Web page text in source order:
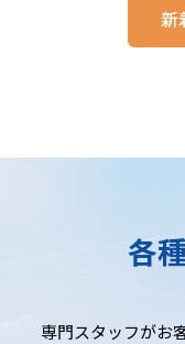
新
各
専門スタッフがお